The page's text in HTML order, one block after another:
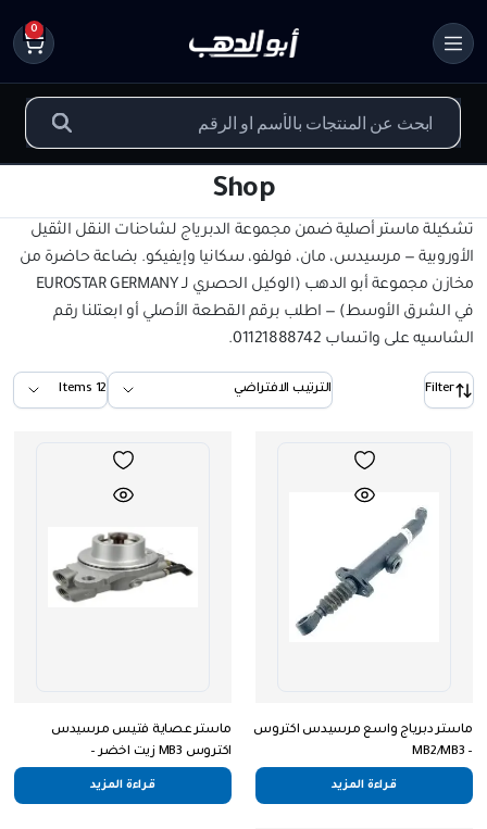
0
Shop
تشكيلة ماستر أصلية ضمن مجموعة الدبرياج لشاحنات النقل الثقيل
الأوروبية — مرسيدس، مان، فولفو، سكانيا وإيفيكو. بضاعة حاضرة من
مخازن مجموعة أبو الدهب (الوكيل الحصري لـ EUROSTAR GERMANY
في الشرق الأوسط) — اطلب برقم القطعة الأصلي أو ابعتلنا رقم
الشاسيه على واتساب 01121888742.
Filter
ماستر دبرياج واسع مرسيدس اكتروس
MB2/MB3 –
0022950706/25.0706.00/002/ES0706
قراءة المزيد
ماستر عصاية فتيس مرسيدس
اكتروس MB3 زيت اخضر –
0012609763/AK.9763.000.0/629303AM
قراءة المزيد